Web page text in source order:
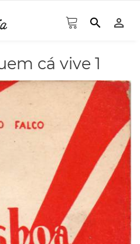
search person_outline
cá vive 1